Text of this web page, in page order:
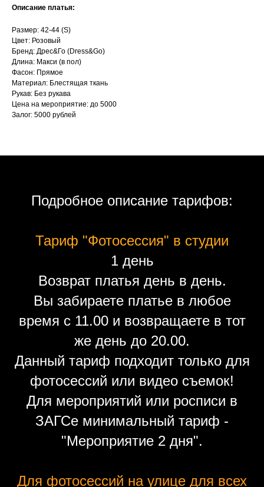
Описание платья:
Размер: 42-44 (S)
Цвет: Розовый
Бренд: Дрес&Го (Dress&Go)
Длина: Макси (в пол)
Фасон: Прямое
Материал: Блестящая ткань
Рукав: Без рукава
Цена на мероприятие: до 5000
Залог: 5000 рублей
Подробное описание тарифов:
Тариф "Фотосессия" в студии
1 день
Возврат платья день в день.
Вы забираете платье в любое
время с 11.00 и возвращаете в тот
же день до 20.00.
Данный тариф подходит только для
фотосессий или видео съемок!
Для мероприятий или росписи в
ЗАГСе минимальный тариф -
"Мероприятие 2 дня".
Для фотосессий на улице для всех